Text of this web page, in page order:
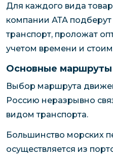
Для каждого вида
компании АТА
транспорт, проложат
учетом времени и
Основные маршруты
Выбор маршрута
Россию неразрывно
видом транспорта.
Большинство морских
осуществляется из